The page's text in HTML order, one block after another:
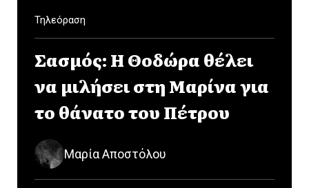
Τηλεόραση
Σασμός: Η Θοδώρα θέλει
να μιλήσει στη Μαρίνα για
το θάνατο του Πέτρου
Μαρία Αποστόλου